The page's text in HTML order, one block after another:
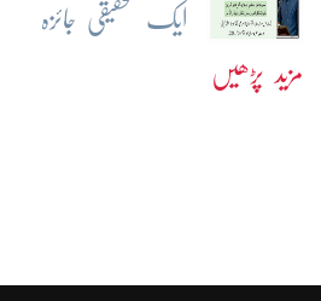
ایک تحقیقی جائزہ
مزید پڑھیں